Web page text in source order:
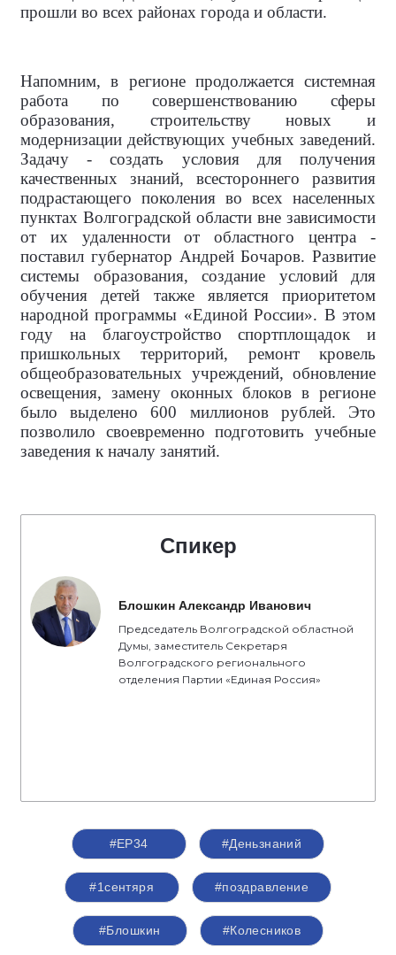
прошли во всех районах города и области.
Напомним, в регионе продолжается системная
работа по совершенствованию сферы
образования, строительству новых и
модернизации действующих учебных заведений.
Задачу - создать условия для получения
качественных знаний, всестороннего развития
подрастающего поколения во всех населенных
пунктах Волгоградской области вне зависимости
от их удаленности от областного центра -
поставил губернатор Андрей Бочаров. Развитие
системы образования, создание условий для
обучения детей также является приоритетом
народной программы «Единой России». В этом
году на благоустройство спортплощадок и
пришкольных территорий, ремонт кровель
общеобразовательных учреждений, обновление
освещения, замену оконных блоков в регионе
было выделено 600 миллионов рублей. Это
позволило своевременно подготовить учебные
заведения к началу занятий.
Спикер
Блошкин Александр Иванович
Председатель Волгоградской областной
Думы, заместитель Секретаря
Волгоградского регионального
отделения Партии «Единая Россия»
#ЕР34 #Деньзнаний
#1сентяря #поздравление
#Блошкин #Колесников